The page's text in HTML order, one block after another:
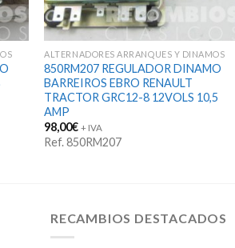
ALTERNADORES ARRANQUES Y DINAMOS
850RM207 REGULADOR DINAMO
BARREIROS EBRO RENAULT
TRACTOR GRC12-8 12VOLS 10,5
AMP
98,00€ + IVA
Ref. 850RM207
RECAMBIOS DESTACADOS